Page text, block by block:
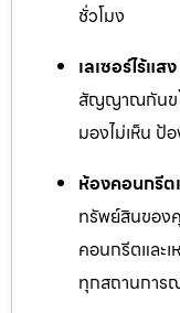
ชั่วโมง
เลเซอร์ไร้แ
สัญญาณกันขโ
มองไม่เห็น ป้
ห้องคอนกรีต
ทรัพย์สินของ
คอนกรีตและ
ทุกสถานการ